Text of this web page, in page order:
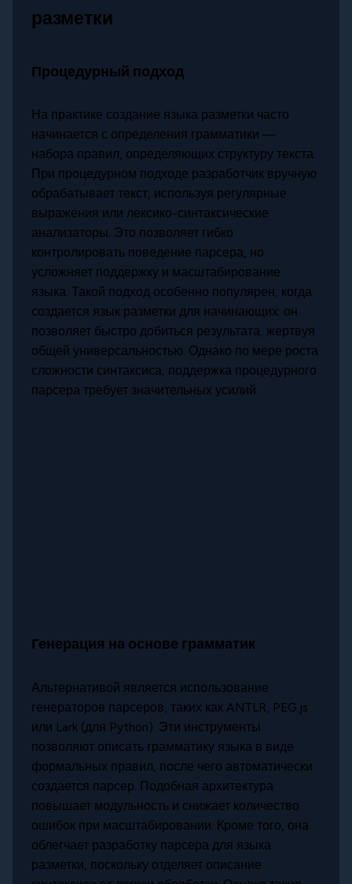
разметки
Процедурный подход
На практике создание языка разметки часто
начинается с определения грамматики —
набора правил, определяющих структуру текста.
При процедурном подходе разработчик вручную
обрабатывает текст, используя регулярные
выражения или лексико-синтаксические
анализаторы. Это позволяет гибко
контролировать поведение парсера, но
усложняет поддержку и масштабирование
языка. Такой подход особенно популярен, когда
создается язык разметки для начинающих: он
позволяет быстро добиться результата, жертвуя
общей универсальностью. Однако по мере роста
сложности синтаксиса, поддержка процедурного
парсера требует значительных усилий.
Генерация на основе грамматик
Альтернативой является использование
генераторов парсеров, таких как ANTLR, PEG.js
или Lark (для Python). Эти инструменты
позволяют описать грамматику языка в виде
формальных правил, после чего автоматически
создается парсер. Подобная архитектура
повышает модульность и снижает количество
ошибок при масштабировании. Кроме того, она
облегчает разработку парсера для языка
разметки, поскольку отделяет описание